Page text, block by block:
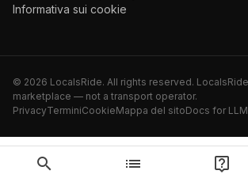
Informativa sui cookie
© 2026 LocalsRide. All rights reserved.
marketplace — not a transport operator.
PrivacyTerminiCookieMappa del sitoDocs for